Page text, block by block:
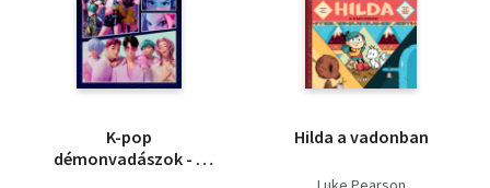
K-pop
démonvadászok - A
Hilda a vadonban